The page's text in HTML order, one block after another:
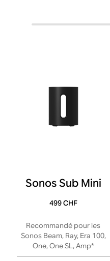
Sonos Sub Mini
499 CHF
Recommandé pour les
Sonos Beam, Ray, Era 100,
One, One SL, Amp*